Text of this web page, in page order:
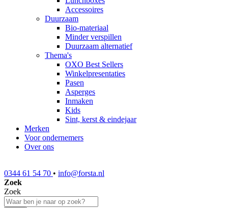
Accessoires
Duurzaam
Bio-materiaal
Minder verspillen
Duurzaam alternatief
Thema's
OXO Best Sellers
Winkelpresentaties
Pasen
Asperges
Inmaken
Kids
Sint, kerst & eindejaar
Merken
Voor ondernemers
Over ons
0344 61 54 70 • info@forsta.nl
Zoek
Zoek